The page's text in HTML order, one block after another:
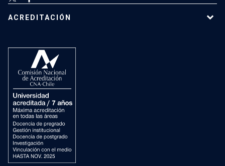
ACREDITACIÓN